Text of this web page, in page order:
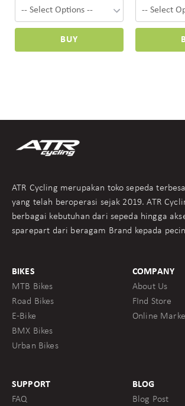
BUY
ATR Cycling merupakan toko sepeda
yang telah beroperasi sejak 2019. ATR
berbagai kebutuhan dari sepeda hingga
sparepart dari beragam Brand kepada
BIKES
MTB Bikes
Road Bikes
E-Bike
BMX Bikes
Urban Bikes
COMPANY
About Us
FInd Store
Online
SUPPORT
FAQ
BLOG
Blog Post